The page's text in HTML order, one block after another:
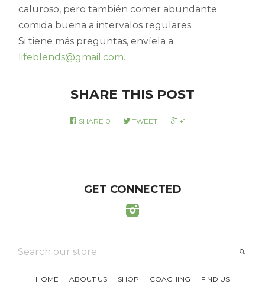
caluroso, pero también comer abundante
comida buena a intervalos regulares.
Si tiene más preguntas, envíela a
lifeblends@gmail.com.
SHARE THIS POST
SHARE 0 TWEET +1
GET CONNECTED
STORE
HOME ABOUT US SHOP COACHING FIND US